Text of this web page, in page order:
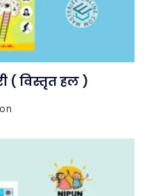
( विस्तृत हल )